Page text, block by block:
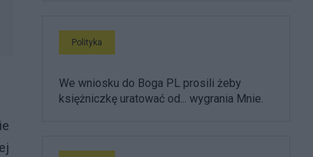
Polityka
We wniosku do Boga PL prosili żeby
księżniczkę uratować od... wygrania Mnie.